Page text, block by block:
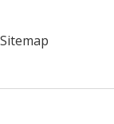
Sitemap